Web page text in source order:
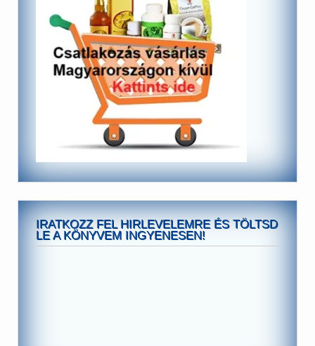
IRATKOZZ FEL HIRLEVELEMRE ÉS TÖLTSD
LE A KÖNYVEM INGYENESEN!